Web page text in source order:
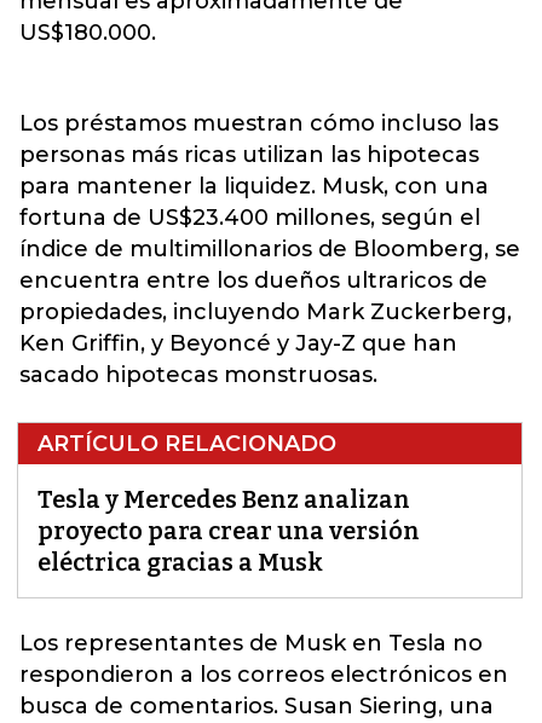
US$180.000.
Los préstamos muestran cómo incluso las
personas más ricas utilizan las hipotecas
para mantener la liquidez. Musk, con una
fortuna de US$23.400 millones, según el
índice de multimillonarios de Bloomberg, se
encuentra entre los dueños ultraricos de
propiedades, incluyendo Mark Zuckerberg,
Ken Griffin, y Beyoncé y Jay-Z que han
sacado hipotecas monstruosas.
ARTÍCULO RELACIONADO
Tesla y Mercedes Benz analizan
proyecto para crear una versión
eléctrica gracias a Musk
Los representantes de Musk en Tesla no
respondieron a los correos electrónicos en
busca de comentarios. Susan Siering, una